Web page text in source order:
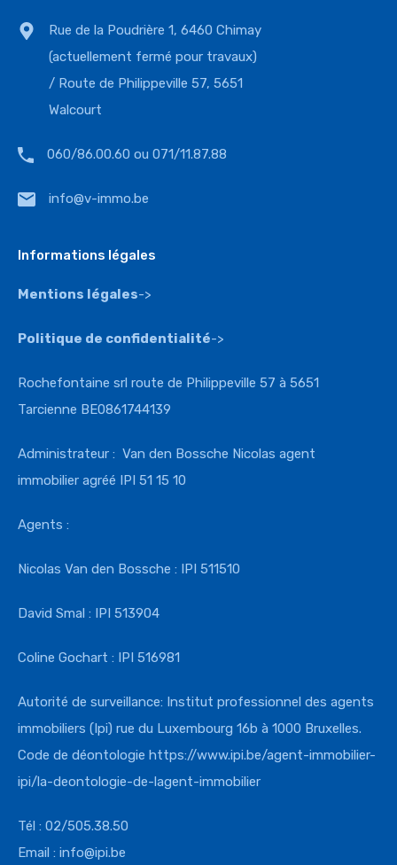
Rue de la Poudrière 1, 6460 Chimay
(actuellement fermé pour travaux)
/ Route de Philippeville 57, 5651
Walcourt
060/86.00.60 ou 071/11.87.88
info@v-immo.be
Informations légales
Mentions légales->
Politique de confidentialité->
Rochefontaine srl route de Philippeville 57 à 5651
Tarcienne BE0861744139
Administrateur : Van den Bossche Nicolas agent
immobilier agréé IPI 51 15 10
Agents :
Nicolas Van den Bossche : IPI 511510
David Smal : IPI 513904
Coline Gochart : IPI 516981
Autorité de surveillance: Institut professionnel des agents
immobiliers (Ipi) rue du Luxembourg 16b à 1000 Bruxelles.
Code de déontologie https://www.ipi.be/agent-immobilier-
ipi/la-deontologie-de-lagent-immobilier
Tél : 02/505.38.50
Email : info@ipi.be